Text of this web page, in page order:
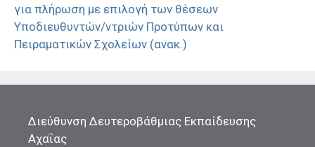
για πλήρωση με επιλογή των θέσεων
Υποδιευθυντών/ντριών Προτύπων και
Πειραματικών Σχολείων (ανακ.)
Διεύθυνση Δευτεροβάθμιας Εκπαίδευσης
Αχαΐας